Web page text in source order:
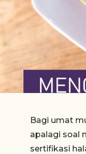
Bagi umat
apalagi soal
sertifikasi